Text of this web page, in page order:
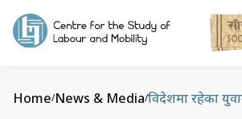
Home/News & Media/